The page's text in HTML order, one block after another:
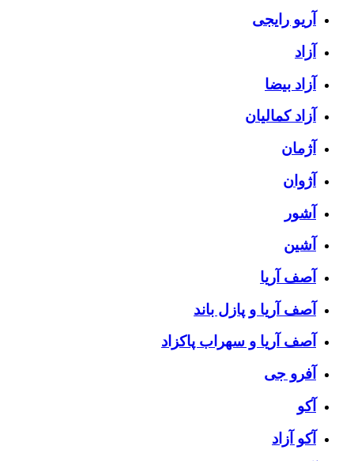
آریو رایجی
آزاد
آزاد بیضا
آزاد کمالیان
آژمان
آژوان
آشور
آشین
آصف آریا
آصف آریا و پازل باند
آصف آریا و سهراب پاکزاد
آفرو جی
آکو
آکو آزاد